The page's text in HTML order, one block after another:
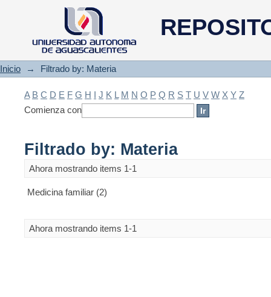
Filtrado by: Materia
Inicio → Filtrado by: Materia
A B C D E F G H I J K L M N O P Q R S T U V W X Y Z
Comienza con
Filtrado by: Materia
Ahora mostrando items 1-1
Medicina familiar (2)
Ahora mostrando items 1-1